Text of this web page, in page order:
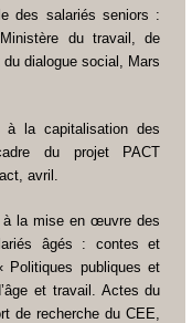
des salariés seniors :
du travail, de
du dialogue social, Mars
à la capitalisation des
du projet PACT
avril.
à la mise en œuvre des
âgés : contes et
Politiques publiques et
et travail. Actes du
de recherche du CEE